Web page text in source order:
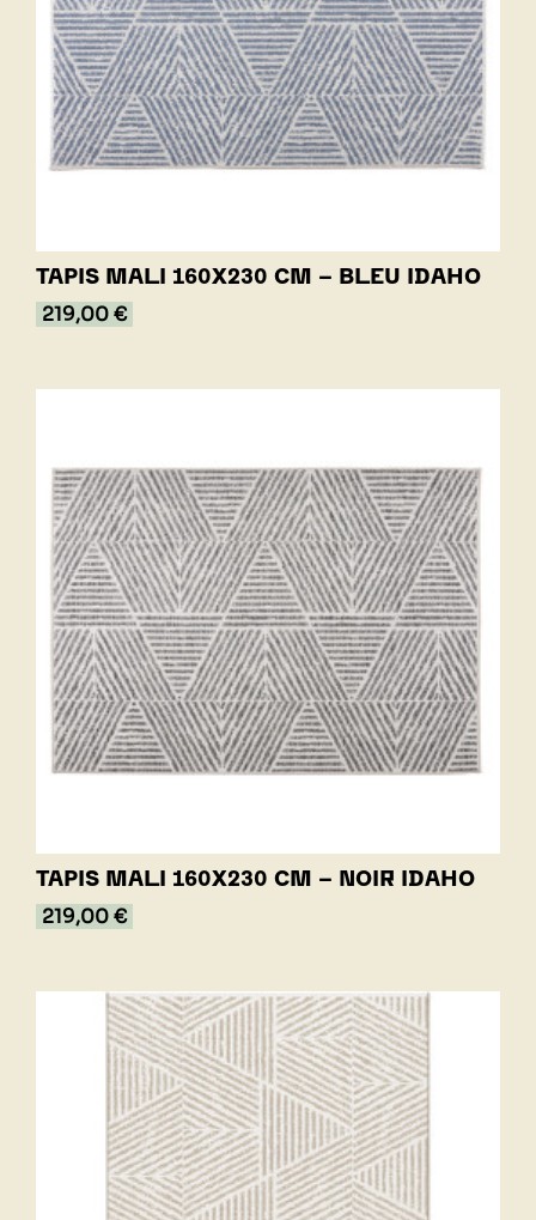
TAPIS MALI 160X230 CM - BLEU IDAHO
219,00 €
TAPIS MALI 160X230 CM - NOIR IDAHO
219,00 €